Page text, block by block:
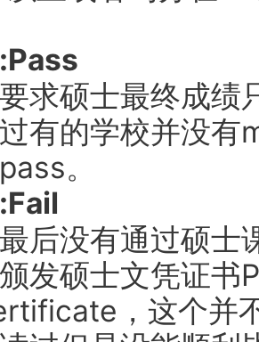
求硕士最终成绩
有的学校并没
。
后没有通过硕士
发硕士文凭证
，这个并